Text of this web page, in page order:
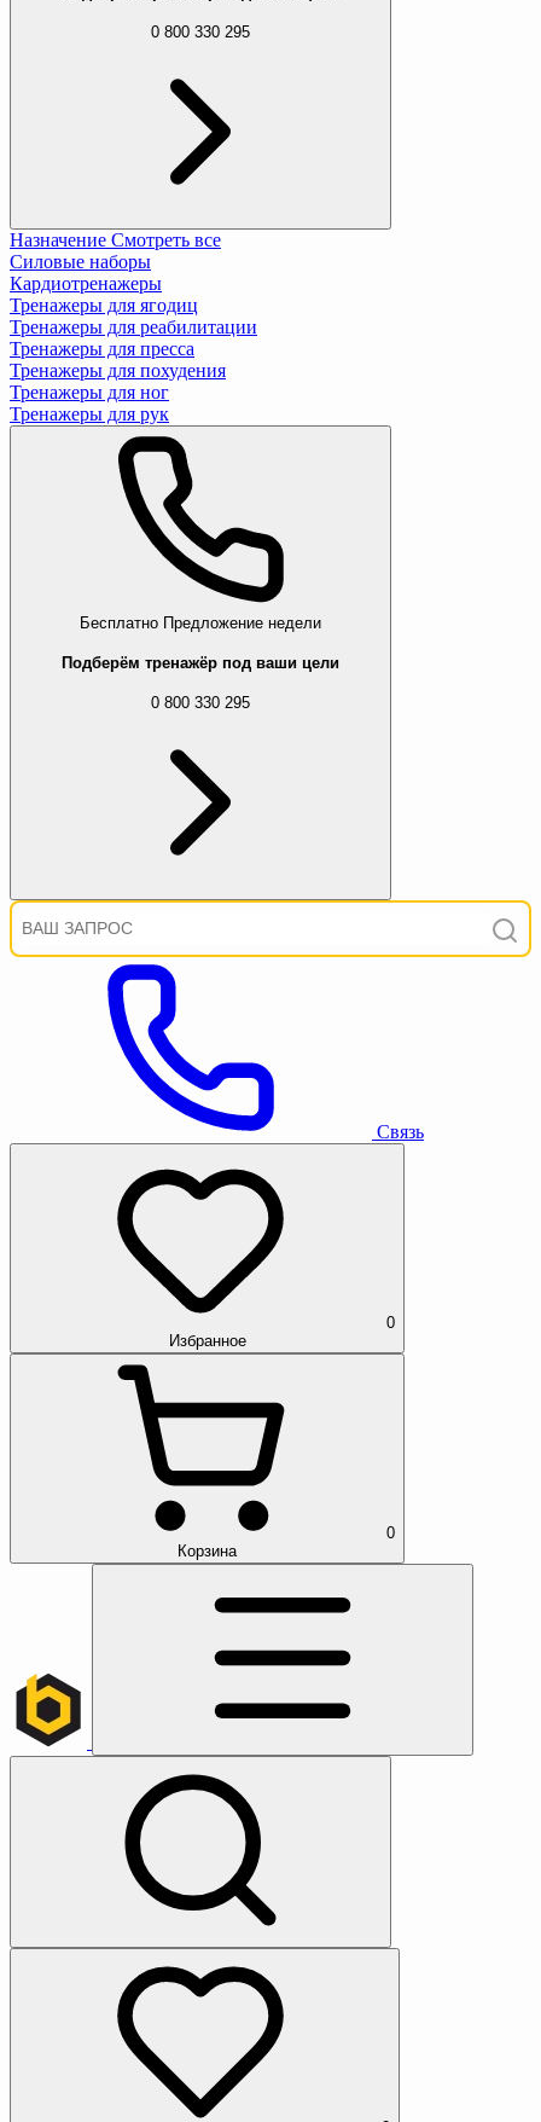
0 800 330 295
Назначение Смотреть все
Силовые наборы
Кардиотренажеры
Тренажеры для ягодиц
Тренажеры для реабилитации
Тренажеры для пресса
Тренажеры для похудения
Тренажеры для ног
Тренажеры для рук
Бесплатно Предложение недели
Подберём тренажёр под ваши цели
0 800 330 295
Связь
0
Избранное
0
Корзина